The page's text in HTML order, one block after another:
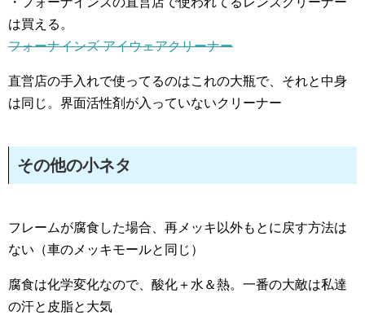
は買える。
フォーナインズ アイウェアクリーナー
直営店の手入れで使ってるのはこれの大瓶で、それと中身
は同じ。界面活性剤が入っていないクリーナー
その他の小ネタ
フレームが腐食した場合、再メッキ以外もとに戻す方法は
ない（車のメッキモールと同じ）
腐食は化学変化なので、酸化＋水＆熱。一番の大敵は私達
の汗と皮脂と大気